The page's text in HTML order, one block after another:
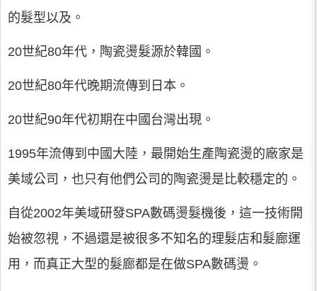
的髮型以及。
20世紀80年代，陶瓷燙髮源於韓國。
20世紀80年代晚期流傳到日本。
20世紀90年代初期在中國台灣出現。
1995年流傳到中國大陸，最開始生產陶瓷燙的廠家是
美域公司，也只有他們公司的陶瓷燙是比較穩定的。
自從2002年美域研發SPA數碼燙髮機後，這一技術開
始被忽視，不過還是被很多不知名的理髮店和髮廊運
用，而真正大型的髮廊都是在做SPA數碼燙。